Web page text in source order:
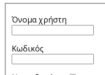
Όνομα χρήστη
Κωδικός